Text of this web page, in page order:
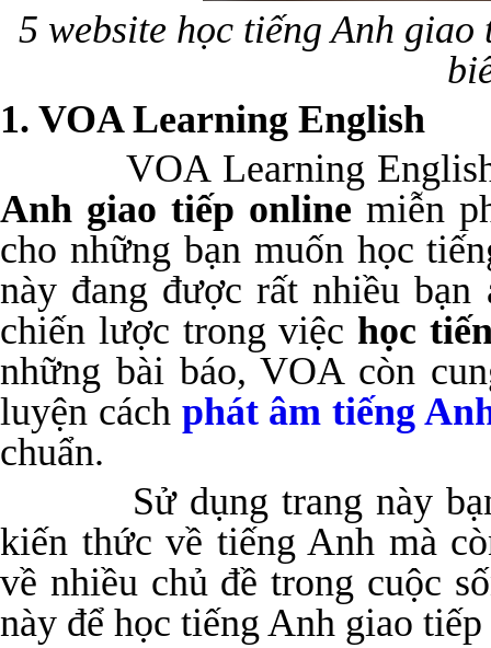
5 website học tiếng Anh
1. VOA Learning English
VOA Learning English
Anh giao tiếp online miễn
cho những bạn muốn học
này đang được rất nhiều
chiến lược trong việchọc
những bài báo, VOA còn
luyện cách phát âm tiếng
chuẩn.
Sử dụng trang này bạn
kiến thức về tiếng Anh mà
về nhiều chủ đề trong cuộc
này để học tiếng Anh giao tiếp